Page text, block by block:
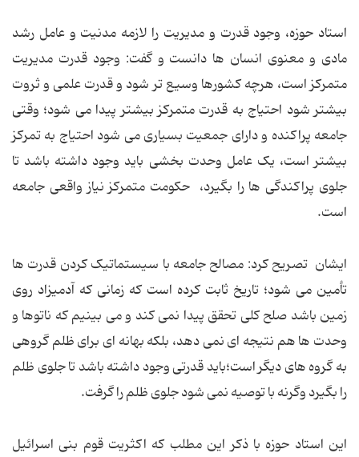
استاد حوزه، وجود قدرت و مدیریت را لازمه مدنیت و عامل رشد
مادی و معنوی انسان ها دانست و گفت: وجود قدرت مدیریت
متمرکز است، هرچه کشورها وسیع تر شود و قدرت علمی و ثروت
بیشتر شود احتیاج به قدرت متمرکز بیشتر پیدا می شود؛ وقتی
جامعه پراکنده و دارای جمعیت بسیاری می شود احتیاج به تمرکز
بیشتر است، یک عامل وحدت بخشی باید وجود داشته باشد تا
جلوی پراکندگی ها را بگیرد، حکومت متمرکز نیاز واقعی جامعه
است.
ایشان تصریح کرد: مصالح جامعه با سیستماتیک کردن قدرت ها
تأمین می شود؛ تاریخ ثابت کرده است که زمانی که آدمیزاد روی
زمین باشد صلح کلی تحقق پیدا نمی کند و می بینیم که ناتوها و
وحدت ها هم نتیجه ای نمی دهد، بلکه بهانه ای برای ظلم گروهی
به گروه های دیگر است؛باید قدرتی وجود داشته باشد تا جلوی ظلم
را بگیرد وگرنه با توصیه نمی شود جلوی ظلم را گرفت.
این استاد حوزه با ذکر این مطلب که اکثریت قوم بنی اسرائیل